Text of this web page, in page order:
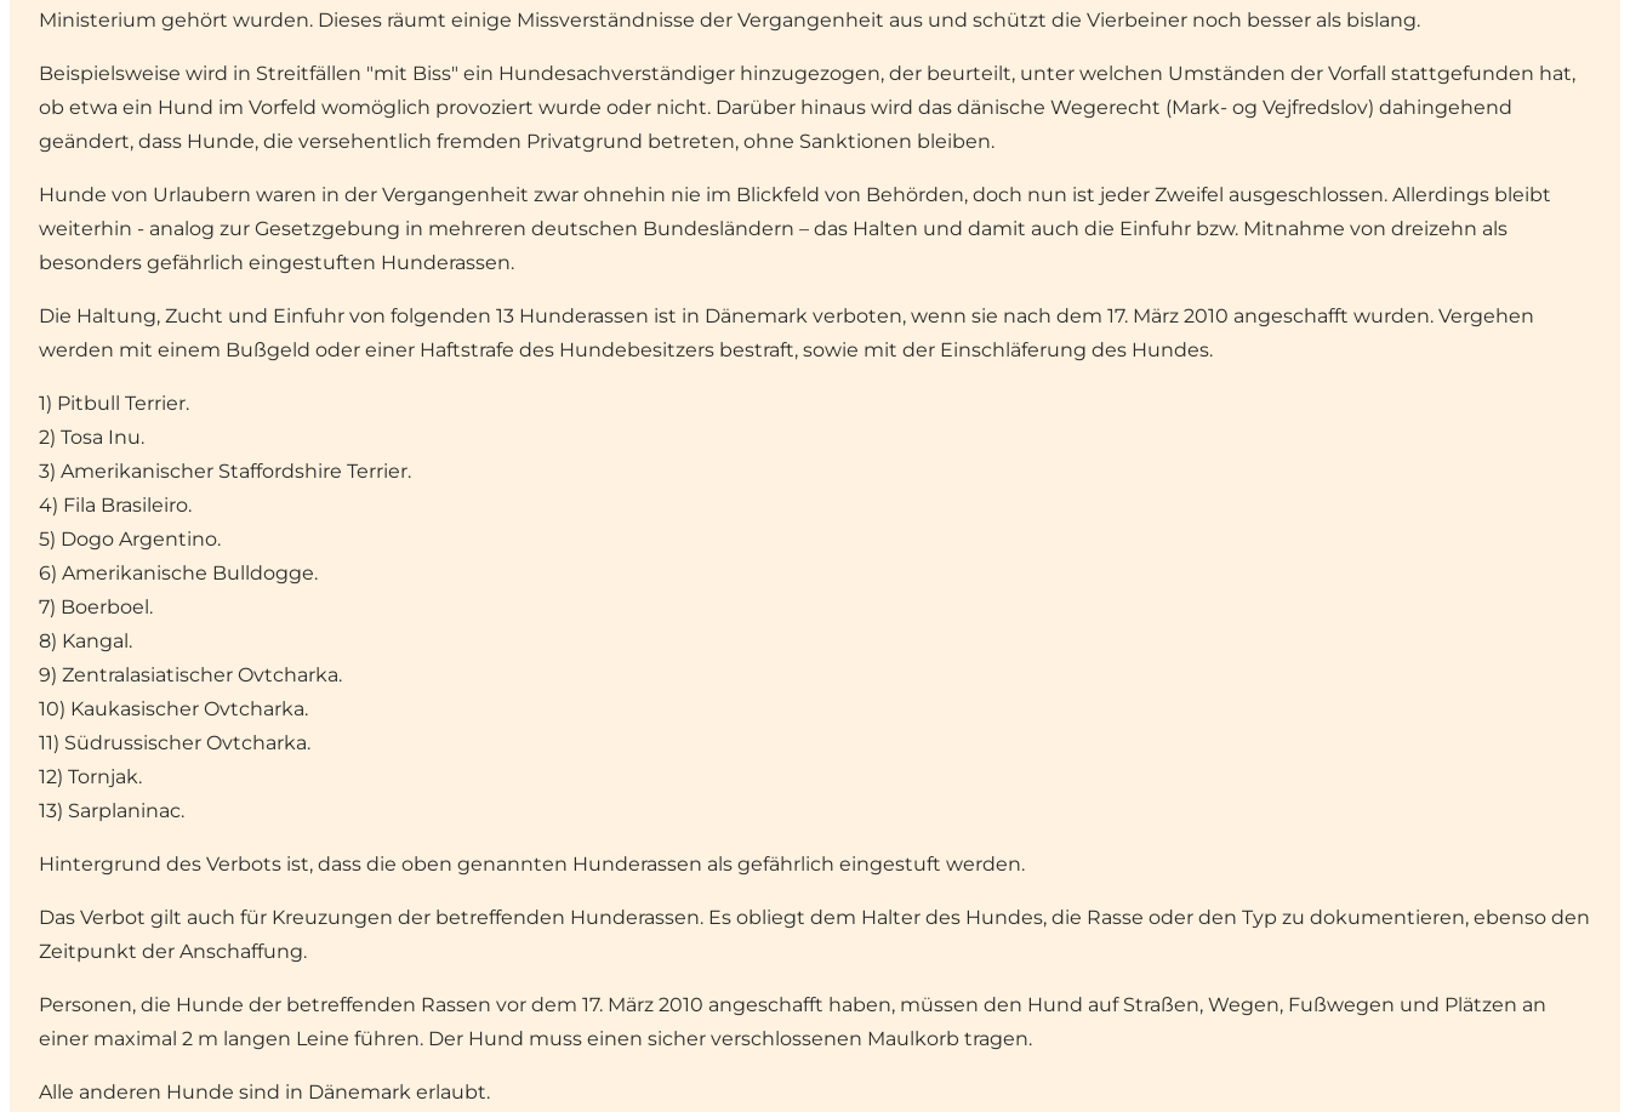
Ministerium gehört wurden. Dieses räumt einige Missverständnisse der Vergangenheit aus und schützt die Vierbeiner noch besser als bislang.
Beispielsweise wird in Streitfällen "mit Biss" ein Hundesachverständiger hinzugezogen, der beurteilt, unter welchen Umständen der Vorfall stattgefunden hat,
ob etwa ein Hund im Vorfeld womöglich provoziert wurde oder nicht. Darüber hinaus wird das dänische Wegerecht (Mark- og Vejfredslov) dahingehend
geändert, dass Hunde, die versehentlich fremden Privatgrund betreten, ohne Sanktionen bleiben.
Hunde von Urlaubern waren in der Vergangenheit zwar ohnehin nie im Blickfeld von Behörden, doch nun ist jeder Zweifel ausgeschlossen. Allerdings bleibt
weiterhin - analog zur Gesetzgebung in mehreren deutschen Bundesländern – das Halten und damit auch die Einfuhr bzw. Mitnahme von dreizehn als
besonders gefährlich eingestuften Hunderassen.
Die Haltung, Zucht und Einfuhr von folgenden 13 Hunderassen ist in Dänemark verboten, wenn sie nach dem 17. März 2010 angeschafft wurden. Vergehen
werden mit einem Bußgeld oder einer Haftstrafe des Hundebesitzers bestraft, sowie mit der Einschläferung des Hundes.
1) Pitbull Terrier.
2) Tosa Inu.
3) Amerikanischer Staffordshire Terrier.
4) Fila Brasileiro.
5) Dogo Argentino.
6) Amerikanische Bulldogge.
7) Boerboel.
8) Kangal.
9) Zentralasiatischer Ovtcharka.
10) Kaukasischer Ovtcharka.
11) Südrussischer Ovtcharka.
12) Tornjak.
13) Sarplaninac.
Hintergrund des Verbots ist, dass die oben genannten Hunderassen als gefährlich eingestuft werden.
Das Verbot gilt auch für Kreuzungen der betreffenden Hunderassen. Es obliegt dem Halter des Hundes, die Rasse oder den Typ zu dokumentieren, ebenso den
Zeitpunkt der Anschaffung.
Personen, die Hunde der betreffenden Rassen vor dem 17. März 2010 angeschafft haben, müssen den Hund auf Straßen, Wegen, Fußwegen und Plätzen an
einer maximal 2 m langen Leine führen. Der Hund muss einen sicher verschlossenen Maulkorb tragen.
Alle anderen Hunde sind in Dänemark erlaubt.